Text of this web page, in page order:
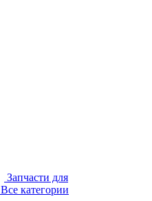
Запчасти для
Все категории